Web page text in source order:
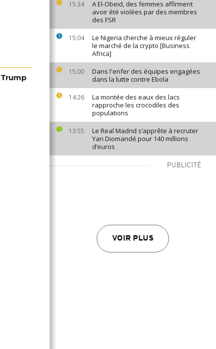
15:34
A El-Obeid, des femmes affirment
avoir été violées par des membres
des FSR
15:04
Le Nigeria cherche à mieux réguler
le marché de la crypto [Business
Africa]
15:00
Dans l'enfer des équipes engagées
dans la lutte contre Ebola
14:26
La montée des eaux des lacs
rapproche les crocodiles des
populations
13:55
Le Real Madrid s’apprête à recruter
Yan Diomandé pour 140 millions
d’euros
PUBLICITÉ
VOIR PLUS